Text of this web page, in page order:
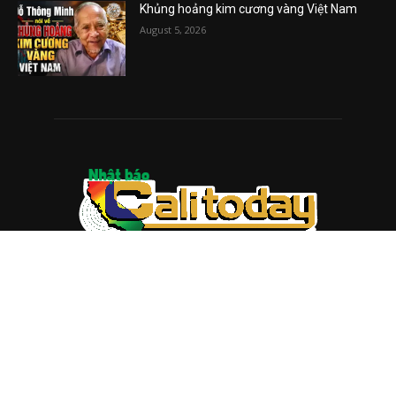
Khủng hoảng kim cương vàng Việt Nam
August 5, 2026